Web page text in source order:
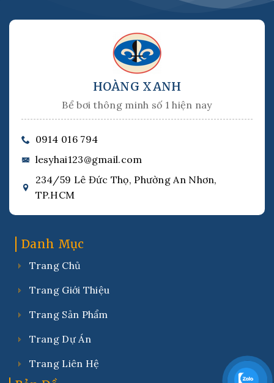
HOÀNG XANH
Bể bơi thông minh số 1 hiện nay
0914 016 794
lesyhai123@gmail.com
234/59 Lê Đức Thọ, Phường An Nhơn,
TP.HCM
Danh Mục
Trang Chủ
Trang Giới Thiệu
Trang Sản Phẩm
Trang Dự Án
Trang Liên Hệ